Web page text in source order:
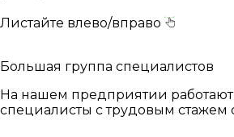
Листайте влево/вправо
Большая группа специалистов
На нашем предприятии
специалисты с трудовым стажем